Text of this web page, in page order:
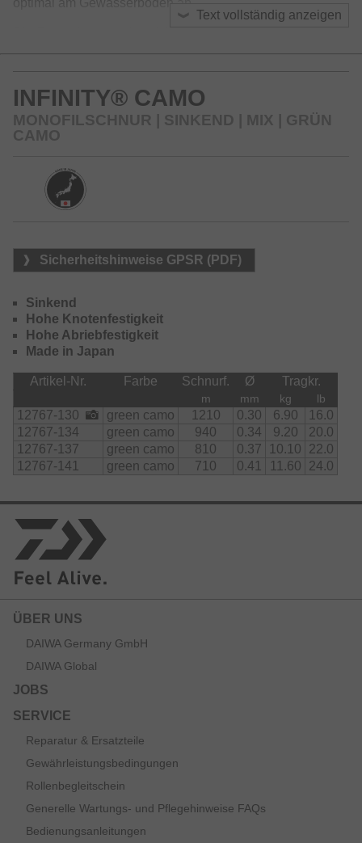
Text vollständig anzeigen
Das neue Material wurde über ein langen Zeitraum mit
unserer Zentrale in Tokio in Japan entwickelt und ist in
dieser Ausführung wirklich einzigartig. Im Gegensatz zu
Infinity Sinking jedoch weich und geschmeidig und bietet
ein gutes Dehnverhalten – ideal, um Aussteiger im Drill zu
verhindern und eine hohe Knotenfestigkeit bei Belastung
Erhältlich in zwei Camo-Farben.
INFINITY® CAMO
MONOFILSCHNUR | SINKEND | MIX | GRÜN
CAMO
Sicherheitshinweise GPSR (PDF)
Sinkend
Hohe Knotenfestigkeit
Hohe Abriebfestigkeit
Made in Japan
Artikel-Nr. Farbe Schnurf. Ø Tragkr.
m mm kg lb
12767-130 green camo 1210 0.30 6.90
16.0
12767-134
green camo 940 0.34 9.20
20.0
12767-137
green camo 810 0.37 10.10
22.0
12767-141
green camo 710 0.41 11.60 24.0
ÜBER UNS
DAIWA Germany GmbH
DAIWA Global
JOBS
SERVICE
Reparatur & Ersatzteile
Gewährleistungsbedingungen
Rollenbegleitschein
Generelle Wartungs- und Pflegehinweise FAQs
Bedienungsanleitungen